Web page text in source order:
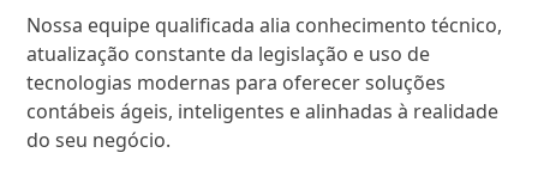
Nossa equipe qualificada alia conhecimento técnico,
atualização constante da legislação e uso de
tecnologias modernas para oferecer soluções
contábeis ágeis, inteligentes e alinhadas à realidade
do seu negócio.